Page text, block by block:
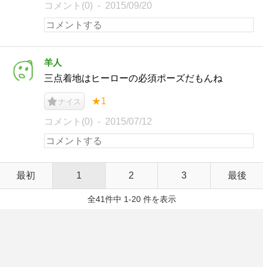
コメント(0) 2015/09/20
羊人
三点着地はヒーローの必須ポーズだもんね
ナイス ★1
コメント(0) 2015/07/12
最初 1 2 3 最後
全41件中 1-20 件を表示